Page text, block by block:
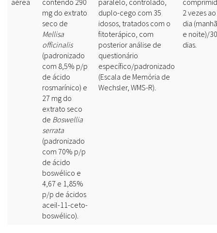
aérea
contendo 290
mg do extrato
seco de
Mellisa
officinalis
(padronizado
com 8,5% p/p
de ácido
rosmarínico) e
27 mg do
extrato seco
de Boswellia
serrata
(padronizado
com 70% p/p
de ácido
boswélico e
4,67 e 1,85%
p/p de ácidos
aceil-11-ceto-
boswélico).
paralelo, controlado,
duplo-cego com 35
idosos, tratados com o
fitoterápico, com
posterior análise de
questionário
específico/padronizado
(Escala de Memória de
Wechsler, WMS-R).
2 vezes ao
dia (manhã
e noite)/30
dias.